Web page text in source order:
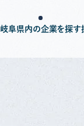
岐阜県内の企業を探す